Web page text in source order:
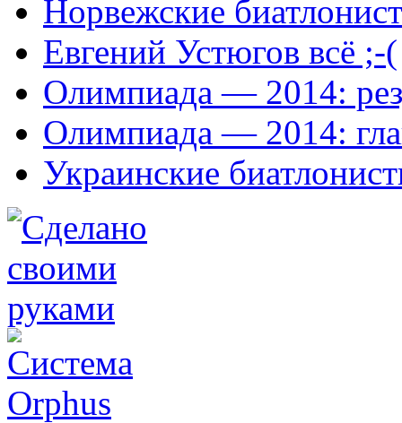
Норвежские
Евгений Устюгов всё ;-(
Олимпиада — 2014:
Олимпиада — 2014:
Украинские